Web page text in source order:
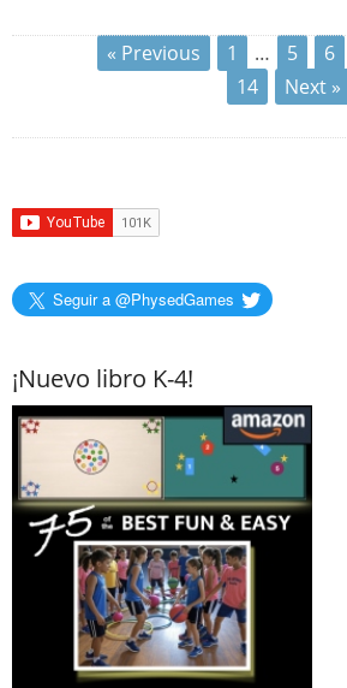
« Previous 1 … 5 6
14
Next »
Seguir a @PhysedGames
¡Nuevo libro K-4!